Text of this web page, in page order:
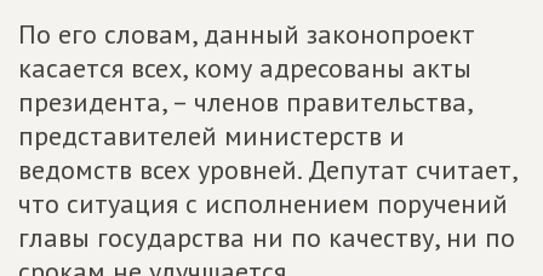
По его словам, данный законопроект
касается всех, кому адресованы акты
президента, – членов правительства,
представителей министерств и
ведомств всех уровней. Депутат считает,
что ситуация с исполнением поручений
главы государства ни по качеству, ни по